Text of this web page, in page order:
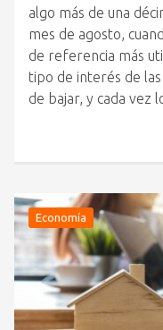
algo más de una
mes de agosto,
de referencia más
tipo de interés de
de bajar, y cada vez
Economía